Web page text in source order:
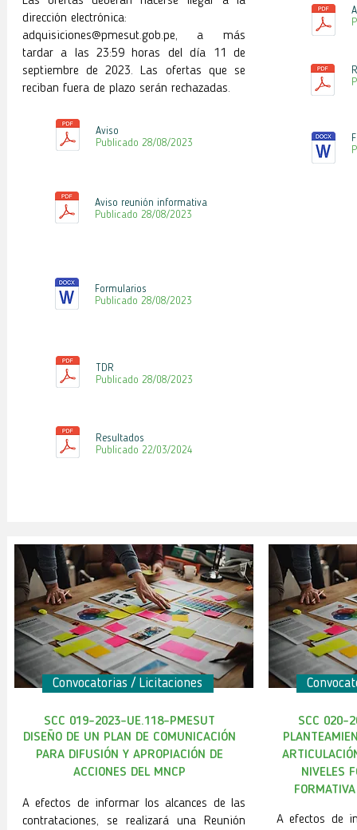
dirección electrónica:
adquisiciones@pmesut.gob.pe, a más
tardar a las 23:59 horas del día 11 de
septiembre de 2023. Las ofertas que se
reciban fuera de plazo serán rechazadas.
Aviso
Publicado 28/08/2023
Aviso reunión informativa
Publicado 28/08/2023
Formularios
Publicado 28/08/2023
TDR
Publicado 28/08/2023
Resultados
Publicado 22/03/2024
Convocatorias / Licitaciones
SCC 019-2023-UE.118-PMESUT
DISEÑO DE UN PLAN DE COMUNICACIÓN
PARA DIFUSIÓN Y APROPIACIÓN DE
ACCIONES DEL MNCP
A efectos de informar los alcances de las
contrataciones, se realizará una Reunión
SCC 020-
NIVELES
A efectos de